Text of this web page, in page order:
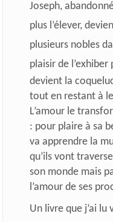
Joseph,
plus l’élever,
plusieurs nobles
plaisir de l’exhiber
devient la
tout en restant à
L’amour le
: pour plaire à sa
va apprendre la
qu’ils vont
son monde mais
l’amour de ses
Un livre que j’ai